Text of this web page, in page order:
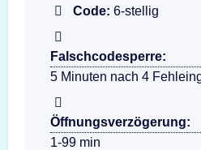
Code: 6-stellig
Falschcodesperre:
5 Minuten nach 4
Öffnungsverzögerung:
1-99 min